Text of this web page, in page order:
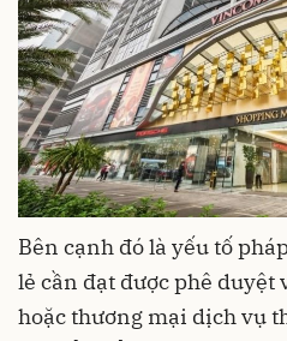
Bên cạnh đó là yếu tố
lẻ cần đạt được phê duyệt
hoặc thương mại dịch vụ